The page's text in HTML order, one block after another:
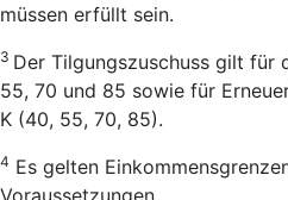
müssen erfüllt sein.
3 Der Tilgungszuschuss gilt für
55, 70 und 85 sowie für
K (40, 55, 70, 85).
4 Es gelten